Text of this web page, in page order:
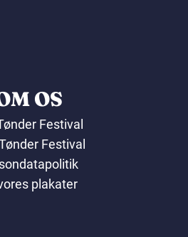
OS
Festival
Festival
plakater